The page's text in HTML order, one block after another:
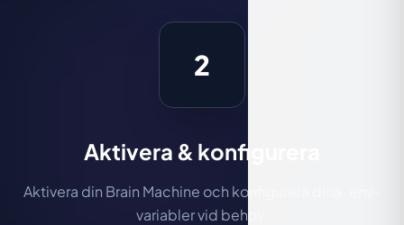
2
Aktivera & konfigurera
Aktivera din Brain Machine och konfigurera dina .env-
variabler vid behov.